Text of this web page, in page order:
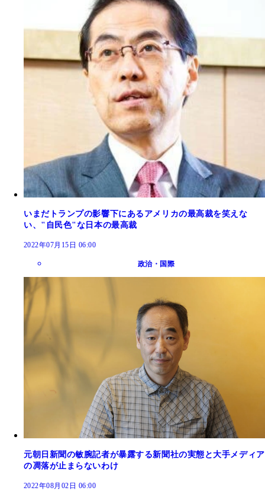
いまだトランプの影響下にあるアメリカの最高裁を笑えな
い、"自民色"な日本の最高裁
2022年07月15日 06:00
政治・国際
元朝日新聞の敏腕記者が暴露する新聞社の実態と大手メディア
の凋落が止まらないわけ
2022年08月02日 06:00